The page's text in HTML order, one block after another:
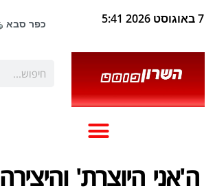
7 באוגוסט 2026 5:41
ה'אני היוצרת' והיצירה